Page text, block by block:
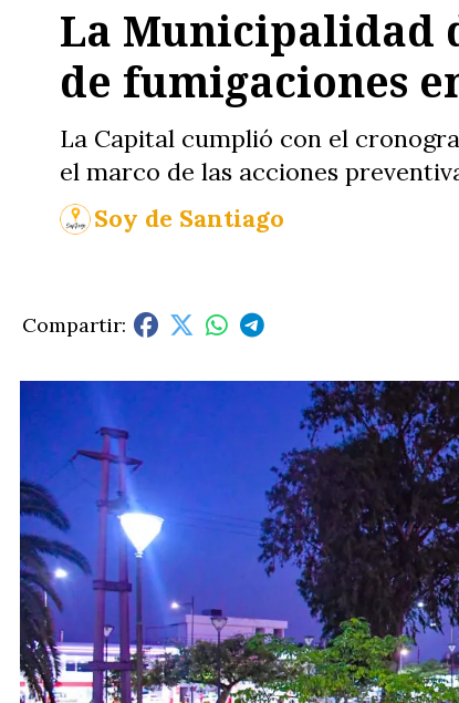
La Municipalidad
de fumigaciones
La Capital cumplió con el
el marco de las acciones
Soy de Santiago